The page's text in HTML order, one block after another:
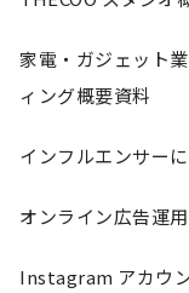
家電・ガジェット
ィング概要資料
インフルエンサー
オンライン広告運
Instagram アカウ